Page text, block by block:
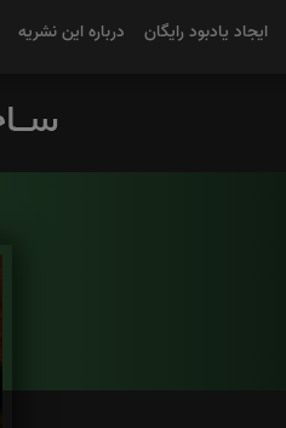
ایجاد یادبود رایگان درباره این نشریه